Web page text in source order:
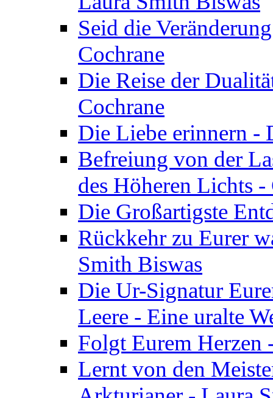
Seid die
Cochrane
Die Reise der
Cochrane
Die Liebe erinnern -
Befreiung von der
des Höheren Lichts
Die Großartigste
Rückkehr zu Eurer
Smith Biswas
Die Ur-Signatur
Leere - Eine uralte
Folgt Eurem
Lernt von den